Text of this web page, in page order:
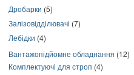
Дробарки (5)
Залізовідділювачі (7)
Лебідки (4)
Вантажопідйомне обладнання (12)
Комплектуючі для строп (4)